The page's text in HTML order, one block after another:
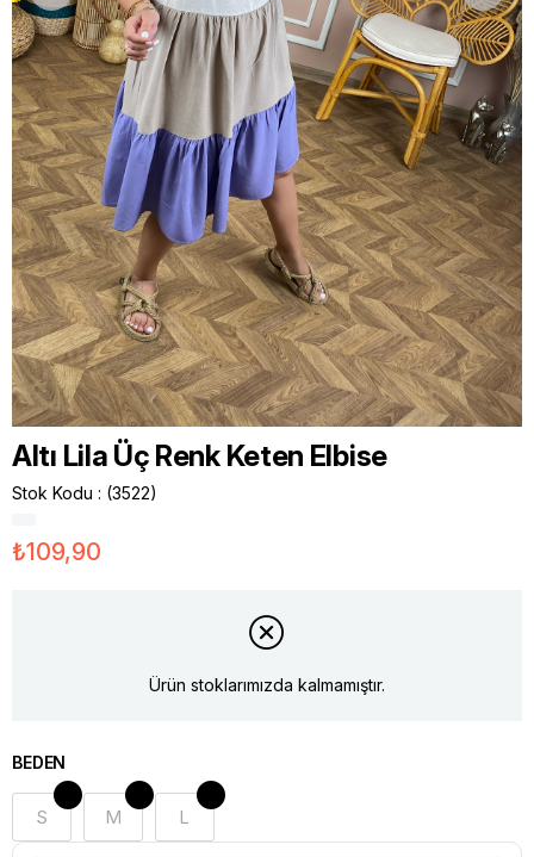
Altı Lila Üç Renk Keten Elbise
Stok Kodu (3522)
₺109,90
Ürün stoklarımızda kalmamıştır.
BEDEN
S M L